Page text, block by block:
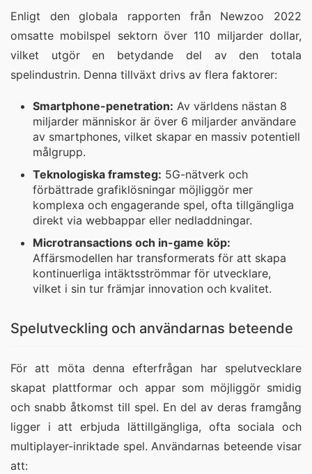
Enligt den globala rapporten från Newzoo 2022
omsatte mobilspel sektorn över 110 miljarder dollar,
vilket utgör en betydande del av den totala
spelindustrin. Denna tillväxt drivs av flera faktorer:
Smartphone-penetration: Av världens nästan 8
miljarder människor är över 6 miljarder användare
av smartphones, vilket skapar en massiv potentiell
målgrupp.
Teknologiska framsteg: 5G-nätverk och
förbättrade grafiklösningar möjliggör mer
komplexa och engagerande spel, ofta tillgängliga
direkt via webbappar eller nedladdningar.
Microtransactions och in-game köp:
Affärsmodellen har transformerats för att skapa
kontinuerliga intäktsströmmar för utvecklare,
vilket i sin tur främjar innovation och kvalitet.
Spelutveckling och användarnas beteende
För att möta denna efterfrågan har spelutvecklare
skapat plattformar och appar som möjliggör smidig
och snabb åtkomst till spel. En del av deras framgång
ligger i att erbjuda lättillgängliga, ofta sociala och
multiplayer-inriktade spel. Användarnas beteende visar
att: